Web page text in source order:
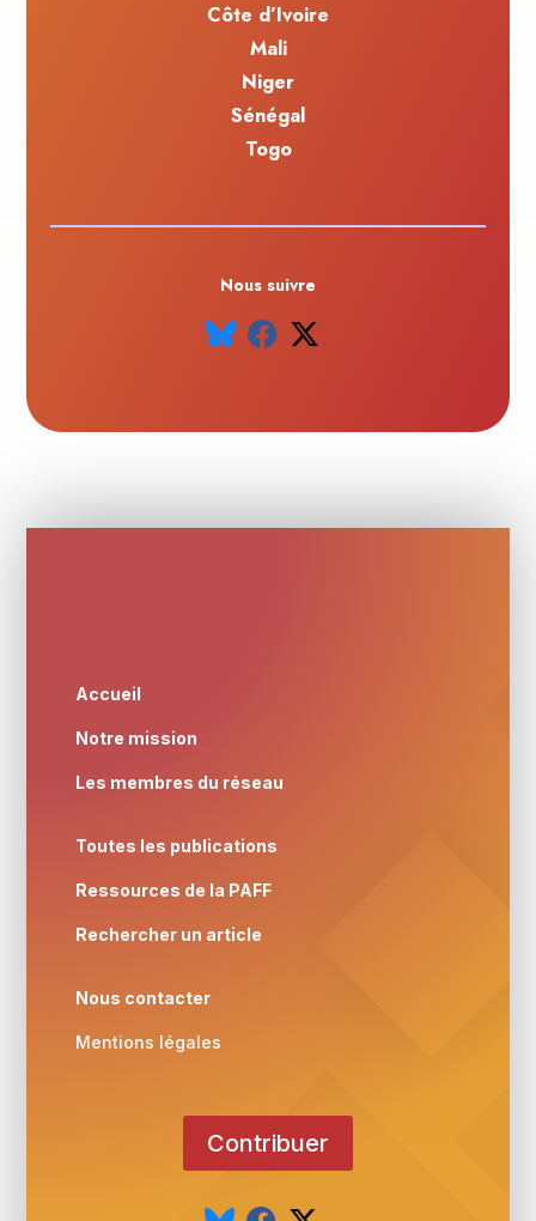
Côte d’Ivoire
Mali
Niger
Sénégal
Togo
Nous suivre
Accueil
Notre mission
Les membres du réseau
Toutes les publications
Ressources de la PAFF
Rechercher un article
Nous contacter
Mentions légales
Contribuer